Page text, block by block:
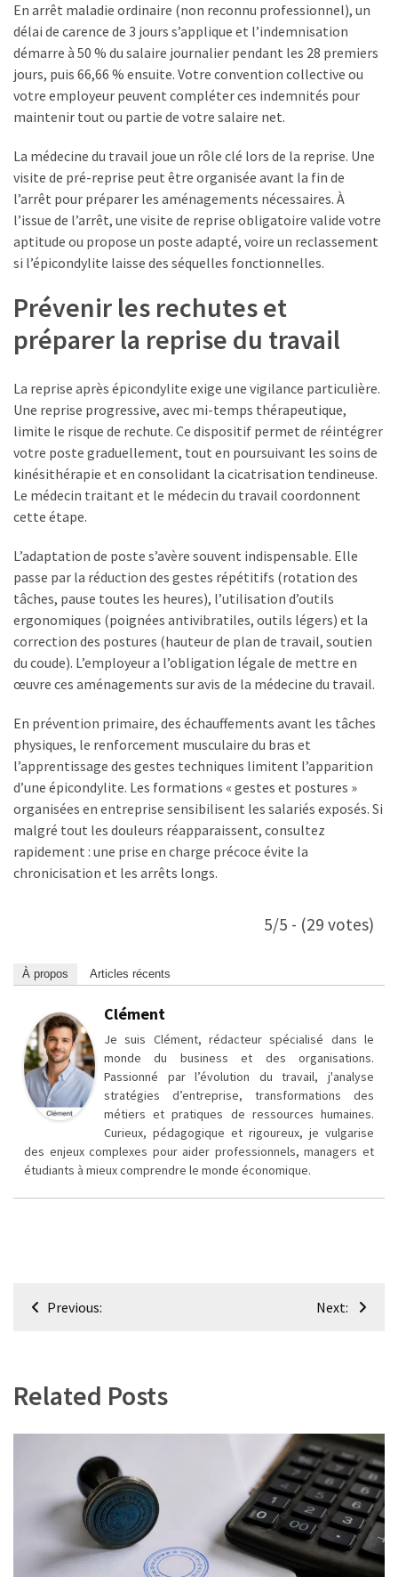
En arrêt maladie ordinaire (non reconnu professionnel), un
délai de carence de 3 jours s’applique et l’indemnisation
démarre à 50 % du salaire journalier pendant les 28 premiers
jours, puis 66,66 % ensuite. Votre convention collective ou
votre employeur peuvent compléter ces indemnités pour
maintenir tout ou partie de votre salaire net.
La médecine du travail joue un rôle clé lors de la reprise. Une
visite de pré-reprise peut être organisée avant la fin de
l’arrêt pour préparer les aménagements nécessaires. À
l’issue de l’arrêt, une visite de reprise obligatoire valide votre
aptitude ou propose un poste adapté, voire un reclassement
si l’épicondylite laisse des séquelles fonctionnelles.
Prévenir les rechutes et
préparer la reprise du travail
La reprise après épicondylite exige une vigilance particulière.
Une reprise progressive, avec mi-temps thérapeutique,
limite le risque de rechute. Ce dispositif permet de réintégrer
votre poste graduellement, tout en poursuivant les soins de
kinésithérapie et en consolidant la cicatrisation tendineuse.
Le médecin traitant et le médecin du travail coordonnent
cette étape.
L’adaptation de poste s’avère souvent indispensable. Elle
passe par la réduction des gestes répétitifs (rotation des
tâches, pause toutes les heures), l’utilisation d’outils
ergonomiques (poignées antivibratiles, outils légers) et la
correction des postures (hauteur de plan de travail, soutien
du coude). L’employeur a l’obligation légale de mettre en
œuvre ces aménagements sur avis de la médecine du travail.
En prévention primaire, des échauffements avant les tâches
physiques, le renforcement musculaire du bras et
l’apprentissage des gestes techniques limitent l’apparition
d’une épicondylite. Les formations « gestes et postures »
organisées en entreprise sensibilisent les salariés exposés. Si
malgré tout les douleurs réapparaissent, consultez
rapidement : une prise en charge précoce évite la
chronicisation et les arrêts longs.
5/5 - (29 votes)
À propos Articles récents
Clément
Je suis Clément, rédacteur spécialisé dans le
monde du business et des organisations.
Passionné par l’évolution du travail, j'analyse
stratégies d’entreprise, transformations des
métiers et pratiques de ressources humaines.
Curieux, pédagogique et rigoureux, je vulgarise
des enjeux complexes pour aider professionnels, managers et
étudiants à mieux comprendre le monde économique.
Navigation
Previous: Next:
Related Posts